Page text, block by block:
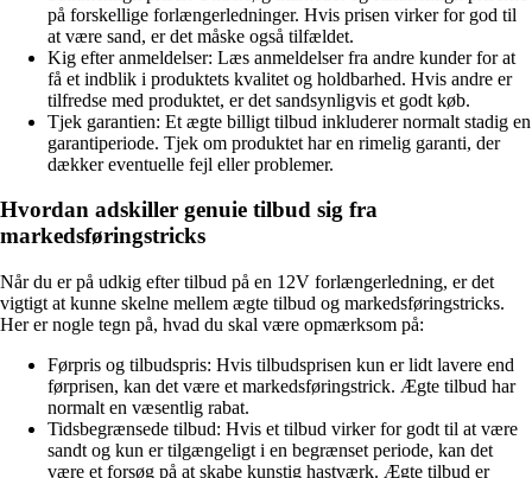
på forskellige forlængerledninger. Hvis prisen virker for god til
at være sand, er det måske også tilfældet.
Kig efter anmeldelser: Læs anmeldelser fra andre kunder for at
få et indblik i produktets kvalitet og holdbarhed. Hvis andre er
tilfredse med produktet, er det sandsynligvis et godt køb.
Tjek garantien: Et ægte billigt tilbud inkluderer normalt stadig en
garantiperiode. Tjek om produktet har en rimelig garanti, der
dækker eventuelle fejl eller problemer.
Hvordan adskiller genuie tilbud sig fra
markedsføringstricks
Når du er på udkig efter tilbud på en 12V forlængerledning, er det
vigtigt at kunne skelne mellem ægte tilbud og markedsføringstricks.
Her er nogle tegn på, hvad du skal være opmærksom på:
Førpris og tilbudspris: Hvis tilbudsprisen kun er lidt lavere end
førprisen, kan det være et markedsføringstrick. Ægte tilbud har
normalt en væsentlig rabat.
Tidsbegrænsede tilbud: Hvis et tilbud virker for godt til at være
sandt og kun er tilgængeligt i en begrænset periode, kan det
være et forsøg på at skabe kunstig hastværk. Ægte tilbud er